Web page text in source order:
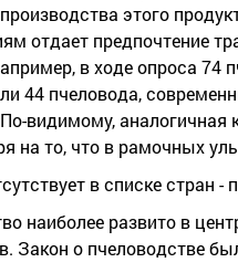
этого
отдает предпочтение
в ходе опроса 74
44 пчеловода,
видимому, аналогичная
на то, что в рамочных
в списке стран
наиболее развито в
Закон о пчеловодстве